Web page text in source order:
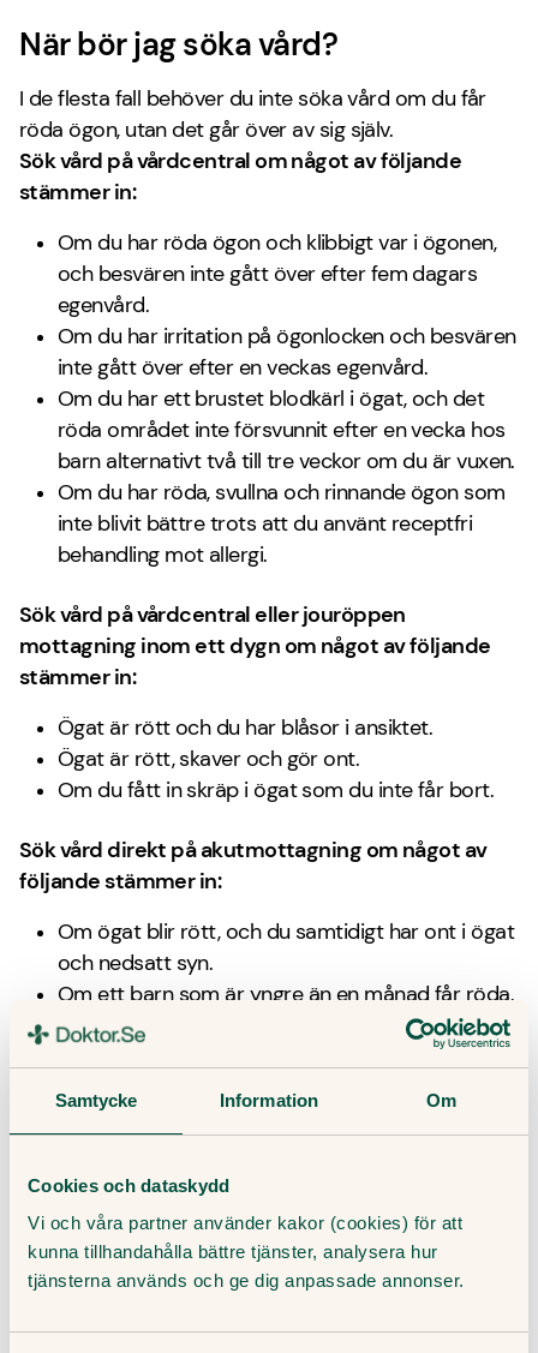
Samtycke Information Om
Cookies och dataskydd
Vi och våra partner använder kakor (cookies) för att
kunna tillhandahålla bättre tjänster, analysera hur
tjänsterna används och ge dig anpassade annonser.
När bör jag söka vård?
I de flesta fall behöver du inte söka vård om du får
röda ögon, utan det går över av sig själv.
Sök vård på vårdcentral om något av följande
stämmer in:
Om du har röda ögon och klibbigt var i ögonen,
och besvären inte gått över efter fem dagars
egenvård.
Om du har irritation på ögonlocken och besvären
inte gått över efter en veckas egenvård.
Om du har ett brustet blodkärl i ögat, och det
röda området inte försvunnit efter en vecka hos
barn alternativt två till tre veckor om du är vuxen.
Om du har röda, svullna och rinnande ögon som
inte blivit bättre trots att du använt receptfri
behandling mot allergi.
Sök vård på vårdcentral eller jouröppen
mottagning inom ett dygn om något av följande
stämmer in:
Ögat är rött och du har blåsor i ansiktet.
Ögat är rött, skaver och gör ont.
Om du fått in skräp i ögat som du inte får bort.
Sök vård direkt på akutmottagning om något av
följande stämmer in:
Om ögat blir rött, och du samtidigt har ont i ögat
och nedsatt syn.
Om ett barn som är yngre än en månad får röda,
svullna och variga ögon eller blåsor runt ögonen.
Hur kan Doktor.se hjälpa mig?
Vi kan hjälpa dig att bedöma dina symtom och ge
rådgivning. Om vi bedömer att det behövs kan vi
hänvisa dig vidare till ögonspecialist.Doktor.se
också fysiskavårdcentralerpå ett flertal orter som